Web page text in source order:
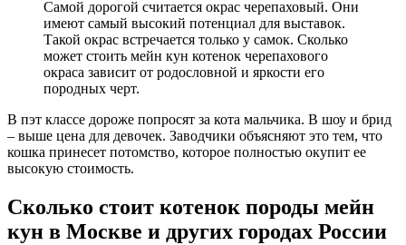
Самой дорогой считается окрас черепаховый. Они
имеют самый высокий потенциал для выставок.
Такой окрас встречается только у самок. Сколько
может стоить мейн кун котенок черепахового
окраса зависит от родословной и яркости его
породных черт.
В пэт классе дороже попросят за кота мальчика. В шоу и брид
– выше цена для девочек. Заводчики объясняют это тем, что
кошка принесет потомство, которое полностью окупит ее
высокую стоимость.
Сколько стоит котенок породы мейн
кун в Москве и других городах России